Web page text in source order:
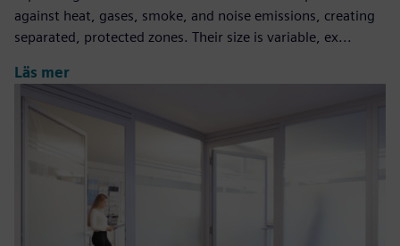
against heat, gases, smoke, and noise emissions, creating
separated, protected zones. Their size is variable, ex...
Läs mer